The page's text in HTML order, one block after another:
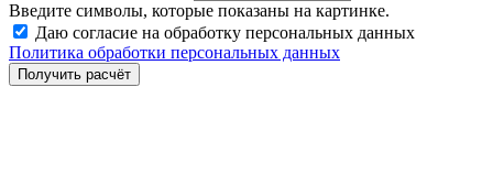
Введите символы, которые показаны на картинке.
Даю согласие на обработку персональных данных
Политика обработки персональных данных